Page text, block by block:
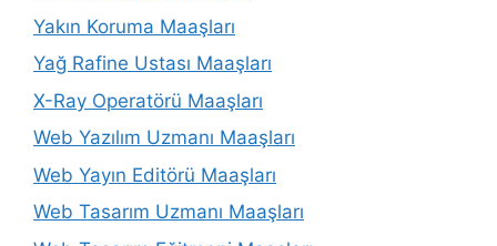
Yakın Koruma Maaşları
Yağ Rafine Ustası Maaşları
X-Ray Operatörü Maaşları
Web Yazılım Uzmanı Maaşları
Web Yayın Editörü Maaşları
Web Tasarım Uzmanı Maaşları